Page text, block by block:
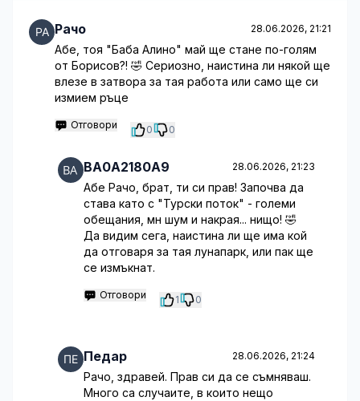
Рачо 28.06.2026, 21:21
Абе, тоя "Баба Алино" май ще стане по-голям
от Борисов?! 🤣 Сериозно, наистина ли някой ще
влезе в затвора за тая работа или само ще си
измием ръце
Отговори 0 0
BA0A2180A9 28.06.2026, 21:23
Абе Рачо, брат, ти си прав! Започва да
става като с "Турски поток" - големи
обещания, мн шум и накрая... нищо! 🤣
Да видим сега, наистина ли ще има кой
да отговаря за тая лунапарк, или пак ще
се измъкнат.
Отговори 1 0
Педар 28.06.2026, 21:24
Рачо, здравей. Прав си да се съмняваш.
Много са случаите, в които нещо